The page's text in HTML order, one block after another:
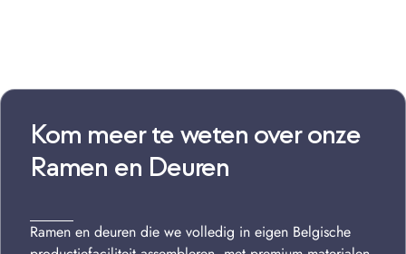
Kom meer te weten over onze
Ramen en Deuren
Ramen en deuren die we volledig in eigen Belgische